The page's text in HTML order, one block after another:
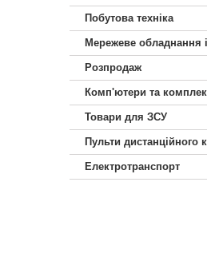
Побутова техніка
Мережеве обладнання
Розпродаж
Комп'ютери та
Товари для ЗСУ
Пульти дистанційного
Електротранспорт